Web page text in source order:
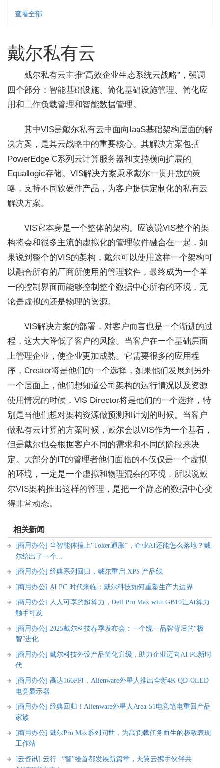
查看全部
戴尔私有云
戴尔私有云主推“高效企业生态系统云战略”，强调
四个部分：智能基础设施、简化基础设施管理、简化应
用和工作负载管理和智能数据管理。
其中VIS是戴尔私有云中面向IaaS基础架构层面的解
决方案，是其云战略中的重要核心。其解决方案包括
PowerEdge C系列云计算服务器和支持横向扩展的
Equallogic存储。VIS解决方案秉承戴尔一贯开放的策
略，支持不同软硬件产品，为客户提供定制化的私有云
解决方案。
VIS它本身是一个整体的架构。应该说VIS整个的架
构将会和很多主流的虚拟化的管理软件融合在一起，如
果说到整个的VIS的架构，戴尔可以使用这样一个架构可
以融合所有的厂商所使用的管理软件，最终成为一个单
一的控制界面而能够控制整个数据中心所有的环境，无
论是虚拟的还是物理的资源。
VIS解决方案的部署，对客户而言也是一个渐进的过
程，这大大降低了客户的风险。当客户在一个基础层面
上管理企业，使企业更加成熟。它需要很多的应用程
序，Creator将是他们的一个选择，如果他们发展到另外
一个层面上，他们想知道公司架构的运行情况以及资源
使用情况的时候，VIS Director将是他们的一个选择，特
别是当他们想对架构资源做预测和计划的时候。当客户
做私有云计算的方案时候，戴尔会以VIS作为一个基石，
但是戴尔也会根据客户不同的需求和不同的阶段来决
定。大部分的IT的管理者他们面临的不仅仅是一个虚拟
的环境，一定是一个虚拟和物理混杂的环境，所以说戴
尔VIS架构推出这样的管理，是把一个静态的数据中心变
得非常动态。
相关新闻
[商用办公] 当智能体撞上“Token通胀”，企业AI还能怎么落地？戴
尔给出了一个...
[商用办公] 经典系列回归，戴尔重启 XPS 产品线
[商用办公] AI PC 时代来临：戴尔科技如何重塑生产力边界
[商用办公] 人人可享的超算力，Dell Pro Max with GB10让AI算力
触手可及
[商用办公] 2025戴尔科技春季发布会：一个统一品牌背后的“极
智”进化
[商用办公] 戴尔科技外设产品简化升级，助力企业迈向AI PC新时
代
[商用办公] 高达166PPI，Alienware外星人推出全新4K QD-OLED
电竞显示器
[商用办公] 经典回归！Alienware外星人Area-51电竞笔电重回产品
家族
[商用办公] 戴尔Pro Max系列问世，为高负载任务而生的极致表现
工作站
[云资讯] 云行 | “智”绘首都发展新篇章，天翼云携手伙伴共